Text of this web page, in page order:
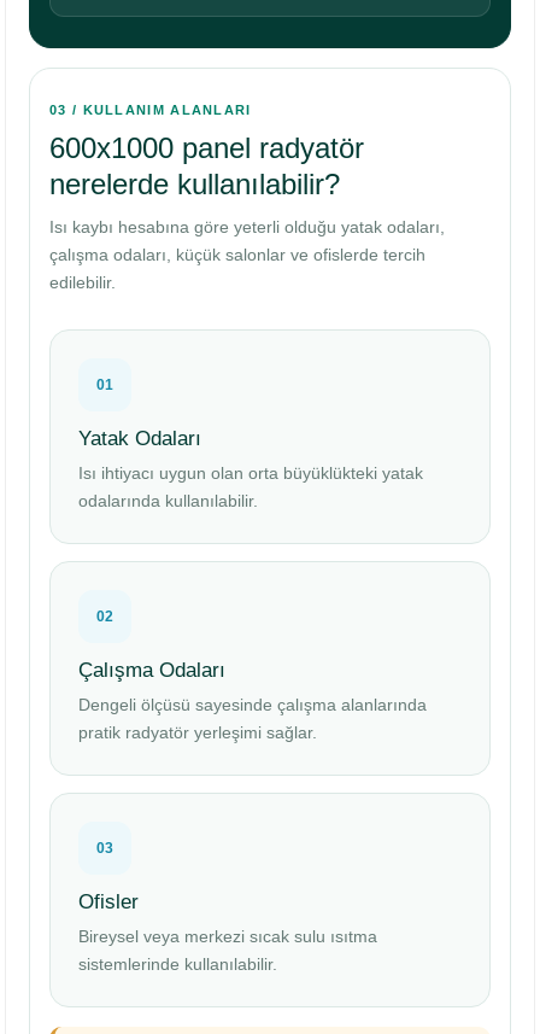
03 / KULLANIM ALANLARI
600x1000 panel radyatör
nerelerde kullanılabilir?
Isı kaybı hesabına göre yeterli olduğu yatak odaları,
çalışma odaları, küçük salonlar ve ofislerde tercih
edilebilir.
01
Yatak Odaları
Isı ihtiyacı uygun olan orta büyüklükteki yatak
odalarında kullanılabilir.
02
Çalışma Odaları
Dengeli ölçüsü sayesinde çalışma alanlarında
pratik radyatör yerleşimi sağlar.
03
Ofisler
Bireysel veya merkezi sıcak sulu ısıtma
sistemlerinde kullanılabilir.